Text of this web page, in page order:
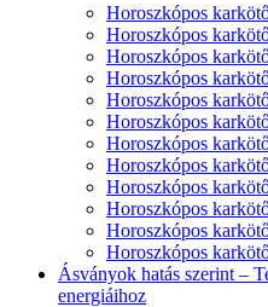
Horoszkópos
Horoszkópos
Horoszkópos
Horoszkópos
Horoszkópos
Horoszkópos
Horoszkópos
Horoszkópos
Horoszkópos
Horoszkópos
Horoszkópos
Horoszkópos
Ásványok hatás szerint –
energiáihoz